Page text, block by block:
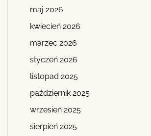
maj 2026
kwiecień 2026
marzec 2026
styczeń 2026
listopad 2025
październik 2025
wrzesień 2025
sierpień 2025